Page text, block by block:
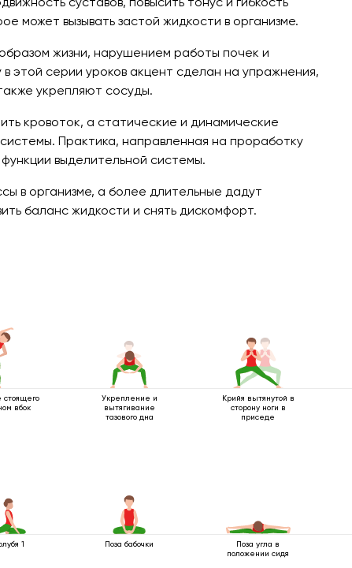
может вызывать застой жидкости в организме.
жизни, нарушением работы почек и
этой серии уроков акцент сделан на упражнения,
укрепляют сосуды.
кровоток, а статические и динамические
Практика, направленная на проработку
выделительной системы.
в организме, а более длительные дадут
баланс жидкости и снять дискомфорт.
вбок
Укрепление и
вытягивание
тазового дна
Крийя вытянутой в
сторону ноги в
приседе
1 Поза бабочки
Поза угла в
положении сидя